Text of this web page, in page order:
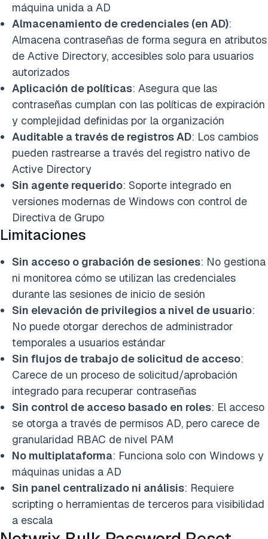
máquina unida a AD
Almacenamiento de credenciales (en AD):
Almacena contraseñas de forma segura en atributos
de Active Directory, accesibles solo para usuarios
autorizados
Aplicación de políticas: Asegura que las
contraseñas cumplan con las políticas de expiración
y complejidad definidas por la organización
Auditable a través de registros AD: Los cambios
pueden rastrearse a través del registro nativo de
Active Directory
Sin agente requerido: Soporte integrado en
versiones modernas de Windows con control de
Directiva de Grupo
Limitaciones
Sin acceso o grabación de sesiones: No gestiona
ni monitorea cómo se utilizan las credenciales
durante las sesiones de inicio de sesión
Sin elevación de privilegios a nivel de usuario:
No puede otorgar derechos de administrador
temporales a usuarios estándar
Sin flujos de trabajo de solicitud de acceso:
Carece de un proceso de solicitud/aprobación
integrado para recuperar contraseñas
Sin control de acceso basado en roles: El acceso
se otorga a través de permisos AD, pero carece de
granularidad RBAC de nivel PAM
No multiplataforma: Funciona solo con Windows y
máquinas unidas a AD
Sin panel centralizado ni análisis: Requiere
scripting o herramientas de terceros para visibilidad
a escala